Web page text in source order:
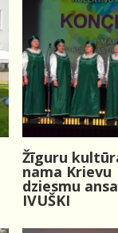
Žīguru
nama Krievu
dziesmu
IVUŠKI